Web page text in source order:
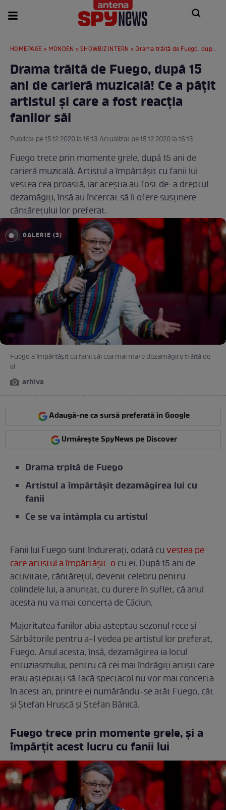
HOMEPAGE » MONDEN »SHOWBIZ INTERN » Drama trăită de Fuego, după 15 ani de carieră muzicală! Ce a pățit artistul și care a fost reacția fanilor săi
Drama trăită de Fuego, după 15
ani de carieră muzicală! Ce a pățit
artistul și care a fost reacția
fanilor săi
Publicat pe 15.12.2020 la 16:13 Actualizat pe 15.12.2020 la 16:13
Fuego trece prin momente grele, după 15 ani de
carieră muzicală. Artistul a împărtășit cu fanii lui
vestea cea proastă, iar aceștia au fost de-a dreptul
dezamăgiți, însă au încercat să îi ofere susținere
cântărețului lor preferat.
GALERIE (3)
Fuego a împărtășit cu fanii săi cea mai mare dezamăgire trăită de
el
arhiva
Adaugă-ne ca sursă preferată în Google
Urmărește SpyNews pe Discover
Drama trpită de Fuego
Artistul a împărtășit dezamăgirea lui cu
fanii
Ce se va întâmpla cu artistul
Fanii lui Fuego sunt îndurerați, odată cuvestea pe
care artistul a împărtășit-o cu ei. După 15 ani de
activitate, cântărețul, devenit celebru pentru
colindele lui, a anunțat, cu durere în suflet, că anul
acesta nu va mai concerta de Căciun.
Majoritatea fanilor abia așteptau sezonul rece și
Sărbătorile pentru a-l vedea pe artistul lor preferat,
Fuego. Anul acesta, însă, dezamăgirea ia locul
entuziasmului, pentru că cei mai îndrăgiți artiști care
erau așteptați să facă spectacol nu vor mai concerta
în acest an, printre ei numărându-se atât Fuego, cât
și Ștefan Hrușcă și Ștefan Bănică.
Fuego trece prin momente grele, și a
împărțit acest lucru cu fanii lui